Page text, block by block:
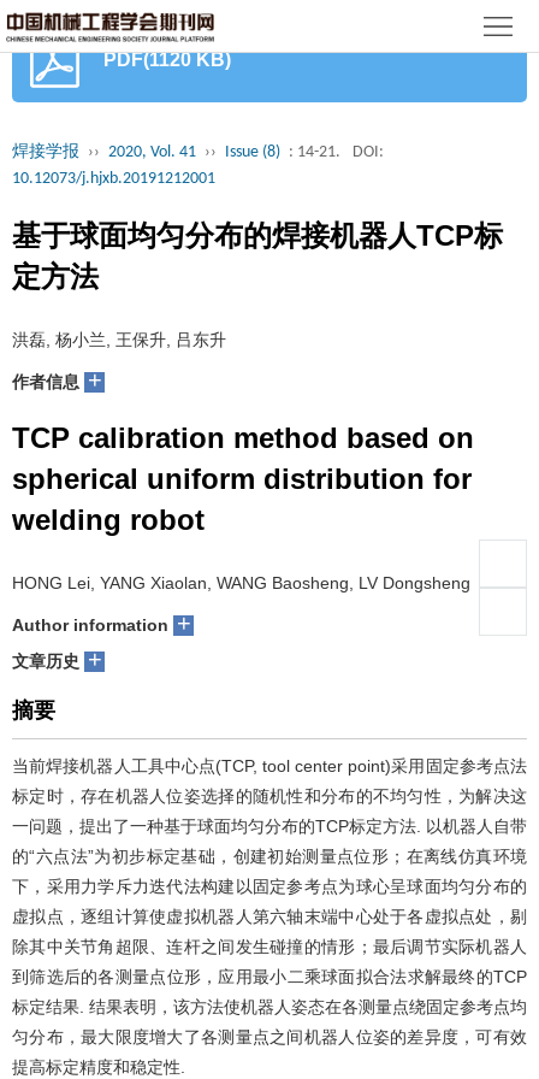
首
论
识
期
群
于
我
们
读
者
服
务
学
会
官
PDF(1120 KB)
焊接学报 ›› 2020, Vol. 41 ›› Issue (8) : 14-21.
DOI:
10.12073/j.hjxb.20191212001
基于球面均匀分布的焊接机器人TCP标
定方法
洪磊, 杨小兰, 王保升, 吕东升
作者信息 +
TCP calibration method based on
spherical uniform distribution for
welding robot
HONG Lei, YANG Xiaolan, WANG Baosheng, LV Dongsheng
Author information +
文章历史 +
摘要
当前焊接机器人工具中心点(TCP, tool center point)采用固定参考点法
标定时，存在机器人位姿选择的随机性和分布的不均匀性，为解决这
一问题，提出了一种基于球面均匀分布的TCP标定方法. 以机器人自带
的“六点法”为初步标定基础，创建初始测量点位形；在离线仿真环境
下，采用力学斥力迭代法构建以固定参考点为球心呈球面均匀分布的
虚拟点，逐组计算使虚拟机器人第六轴末端中心处于各虚拟点处，剔
除其中关节角超限、连杆之间发生碰撞的情形；最后调节实际机器人
到筛选后的各测量点位形，应用最小二乘球面拟合法求解最终的TCP
标定结果. 结果表明，该方法使机器人姿态在各测量点绕固定参考点均
匀分布，最大限度增大了各测量点之间机器人位姿的差异度，可有效
提高标定精度和稳定性.